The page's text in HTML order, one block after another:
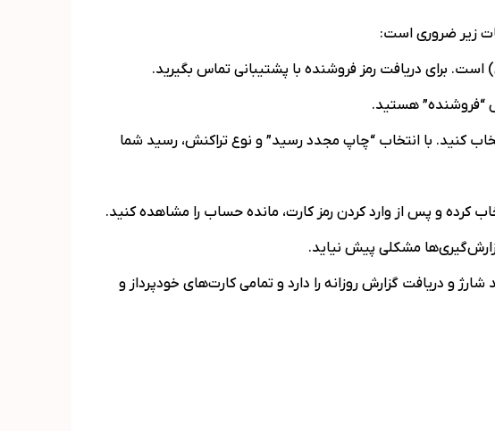
زیر ضروری است:
برای دریافت رمز فروشنده با پشتیبانی تماس بگیرید.
“فروشنده” هستید.
کنید. با انتخاب “چاپ مجدد رسید” و نوع تراکنش، رسید شما
کرده و پس از وارد کردن رمز کارت، مانده حساب را مشاهده کنید.
مشکلی پیش نیاید.
و دریافت گزارش روزانه را دارد و تمامی کارت‌های خودپرداز و